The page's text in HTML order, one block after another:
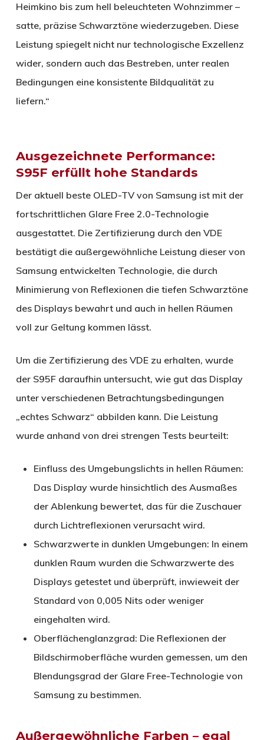
Heimkino bis zum hell beleuchteten Wohnzimmer –
satte, präzise Schwarztöne wiederzugeben. Diese
Leistung spiegelt nicht nur technologische Exzellenz
wider, sondern auch das Bestreben, unter realen
Bedingungen eine konsistente Bildqualität zu
liefern.“
Ausgezeichnete Performance:
S95F erfüllt hohe Standards
Der aktuell beste OLED-TV von Samsung ist mit der
fortschrittlichen Glare Free 2.0-Technologie
ausgestattet. Die Zertifizierung durch den VDE
bestätigt die außergewöhnliche Leistung dieser von
Samsung entwickelten Technologie, die durch
Minimierung von Reflexionen die tiefen Schwarztöne
des Displays bewahrt und auch in hellen Räumen
voll zur Geltung kommen lässt.
Um die Zertifizierung des VDE zu erhalten, wurde
der S95F daraufhin untersucht, wie gut das Display
unter verschiedenen Betrachtungsbedingungen
„echtes Schwarz“ abbilden kann. Die Leistung
wurde anhand von drei strengen Tests beurteilt:
Einfluss des Umgebungslichts in hellen Räumen:
Das Display wurde hinsichtlich des Ausmaßes
der Ablenkung bewertet, das für die Zuschauer
durch Lichtreflexionen verursacht wird.
Schwarzwerte in dunklen Umgebungen: In einem
dunklen Raum wurden die Schwarzwerte des
Displays getestet und überprüft, inwieweit der
Standard von 0,005 Nits oder weniger
eingehalten wird.
Oberflächenglanzgrad: Die Reflexionen der
Bildschirmoberfläche wurden gemessen, um den
Blendungsgrad der Glare Free-Technologie von
Samsung zu bestimmen.
Außergewöhnliche Farben – egal